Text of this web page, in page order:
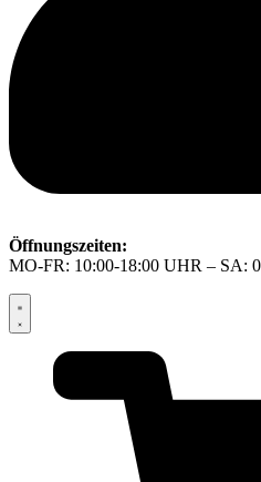
Öffnungszeiten:
MO-FR: 10:00-18:00 UHR – SA: